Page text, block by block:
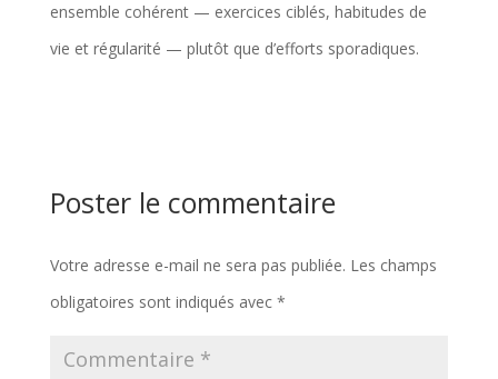
ensemble cohérent — exercices ciblés, habitudes de
vie et régularité — plutôt que d’efforts sporadiques.
Poster le commentaire
Votre adresse e-mail ne sera pas publiée. Les champs
obligatoires sont indiqués avec *